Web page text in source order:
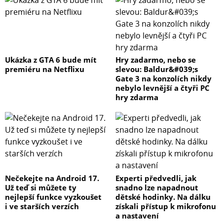
Ukázka z GTA 6 bude mít
premiéru na Netflixu
Hry zadarmo, nebo se
slevou: Baldur&#039;s
Gate 3 na konzolích nikdy
nebylo levnější a čtyři PC
hry zdarma
Nečekejte na Android 17.
Už teď si můžete ty
nejlepší funkce vyzkoušet
i ve starších verzích
Experti předvedli, jak
snadno lze napadnout
dětské hodinky. Na dálku
získali přístup k mikrofonu
a nastavení